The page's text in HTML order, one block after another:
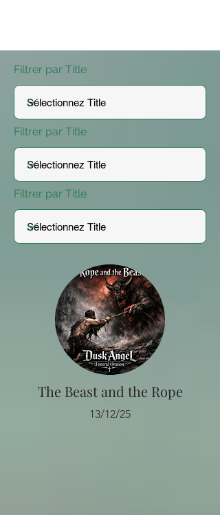
Filtrer par Title
Filtrer par Title
Filtrer par Title
The Beast and the Rope
13/12/25